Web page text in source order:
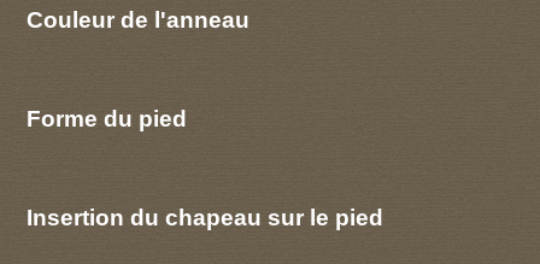
Couleur de l'anneau
Forme du pied
Insertion du chapeau sur le pied